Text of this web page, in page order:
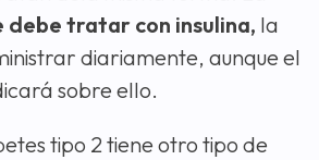
debe tratar con insulina, la
diariamente, aunque el
sobre ello.
tipo 2 tiene otro tipo de